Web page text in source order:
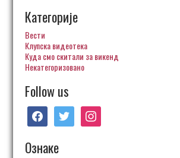
Категорије
Вести
Клупска видеотека
Куда смо скитали за викенд
Некатегоризовано
Follow us
facebooktwitter instagram
Ознаке